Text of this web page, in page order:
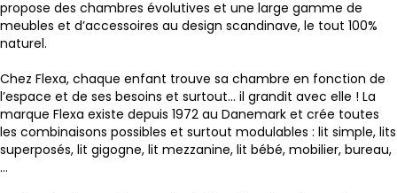
propose des chambres évolutives et une large gamme de
meubles et d’accessoires au design scandinave, le tout 100%
naturel.
Chez Flexa, chaque enfant trouve sa chambre en fonction de
l’espace et de ses besoins et surtout... il grandit avec elle ! La
marque Flexa existe depuis 1972 au Danemark et crée toutes
les combinaisons possibles et surtout modulables : lit simple, lits
superposés, lit gigogne, lit mezzanine, lit bébé, mobilier, bureau,
...